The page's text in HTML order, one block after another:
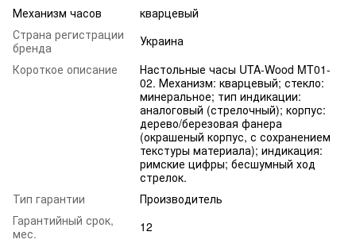
Механизм часов
кварцевый
Страна регистрации
бренда
Украина
Короткое описание
Настольные часы UTA-Wood MT01-
02. Механизм: кварцевый; стекло:
минеральное; тип индикации:
аналоговый (стрелочный); корпус:
дерево/березовая фанера
(окрашеный корпус, с сохранением
текстуры материала); индикация:
римские цифры; бесшумный ход
стрелок.
Тип гарантии
Производитель
Гарантийный срок,
мес.
12